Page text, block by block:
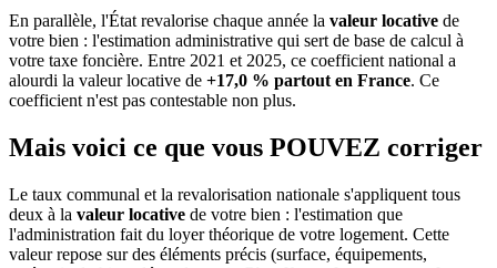
En parallèle, l'État revalorise chaque année la valeur locative de
votre bien : l'estimation administrative qui sert de base de calcul à
votre taxe foncière. Entre 2021 et 2025, ce coefficient national a
alourdi la valeur locative de +17,0 % partout en France. Ce
coefficient n'est pas contestable non plus.
Mais voici ce que vous POUVEZ corriger
Le taux communal et la revalorisation nationale s'appliquent tous
deux à la valeur locative de votre bien : l'estimation que
l'administration fait du loyer théorique de votre logement. Cette
valeur repose sur des éléments précis (surface, équipements,